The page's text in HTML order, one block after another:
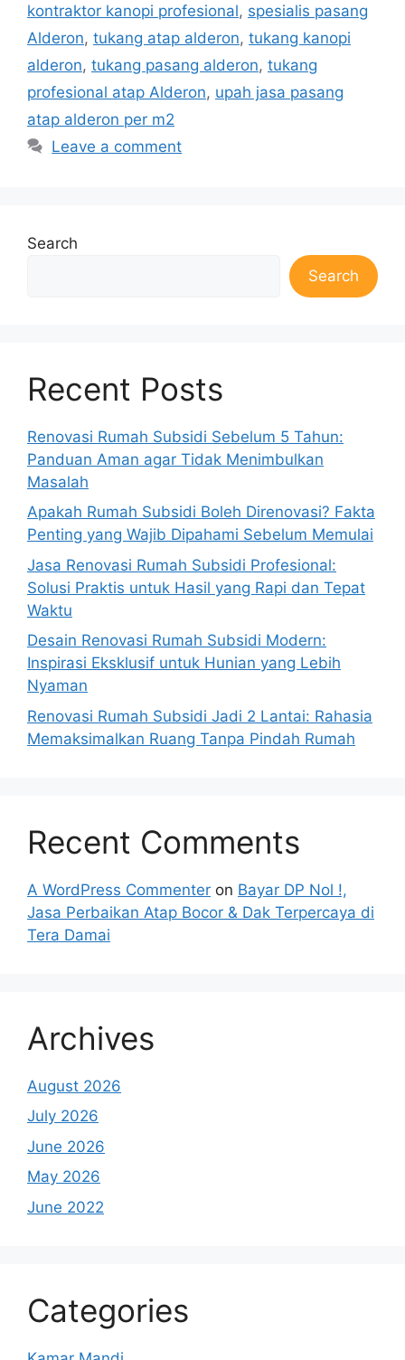
kontraktor kanopi profesional, spesialis pasang
Alderon, tukang atap alderon, tukang kanopi
alderon, tukang pasang alderon, tukang
profesional atap Alderon, upah jasa pasang
atap alderon per m2
Leave a comment
Search
Search
Recent Posts
Renovasi Rumah Subsidi Sebelum 5 Tahun:
Panduan Aman agar Tidak Menimbulkan
Masalah
Apakah Rumah Subsidi Boleh Direnovasi? Fakta
Penting yang Wajib Dipahami Sebelum Memulai
Jasa Renovasi Rumah Subsidi Profesional:
Solusi Praktis untuk Hasil yang Rapi dan Tepat
Waktu
Desain Renovasi Rumah Subsidi Modern:
Inspirasi Eksklusif untuk Hunian yang Lebih
Nyaman
Renovasi Rumah Subsidi Jadi 2 Lantai: Rahasia
Memaksimalkan Ruang Tanpa Pindah Rumah
Recent Comments
A WordPress Commenter on Bayar DP Nol !,
Jasa Perbaikan Atap Bocor & Dak Terpercaya di
Tera Damai
Archives
August 2026
July 2026
June 2026
May 2026
June 2022
Categories